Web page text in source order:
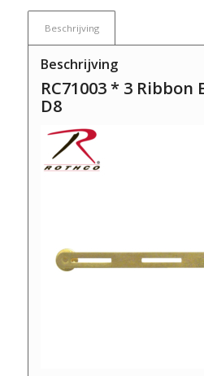
Beschrijving
Beschrijving
RC71003 * 3
D8